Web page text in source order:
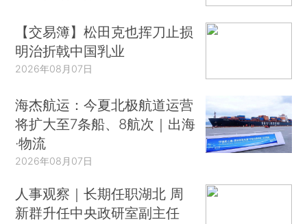
【交易簿】松田克也挥刀止损
明治折戟中国乳业
2026年08月07日
海杰航运：今夏北极航道运营
将扩大至7条船、8航次｜出海
·物流
2026年08月07日
人事观察｜长期任职湖北 周
新群升任中央政研室副主任